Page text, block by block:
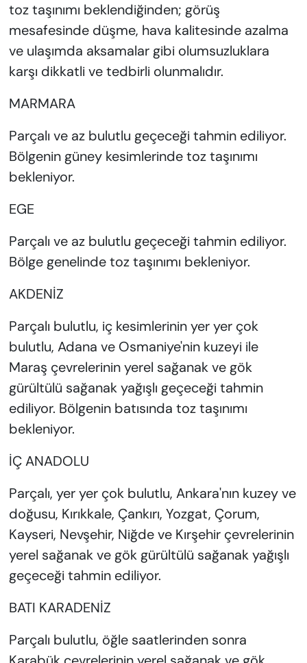
toz taşınımı beklendiğinden; görüş
mesafesinde düşme, hava kalitesinde azalma
ve ulaşımda aksamalar gibi olumsuzluklara
karşı dikkatli ve tedbirli olunmalıdır.
MARMARA
Parçalı ve az bulutlu geçeceği tahmin ediliyor.
Bölgenin güney kesimlerinde toz taşınımı
bekleniyor.
EGE
Parçalı ve az bulutlu geçeceği tahmin ediliyor.
Bölge genelinde toz taşınımı bekleniyor.
AKDENİZ
Parçalı bulutlu, iç kesimlerinin yer yer çok
bulutlu, Adana ve Osmaniye'nin kuzeyi ile
Maraş çevrelerinin yerel sağanak ve gök
gürültülü sağanak yağışlı geçeceği tahmin
ediliyor. Bölgenin batısında toz taşınımı
bekleniyor.
İÇ ANADOLU
Parçalı, yer yer çok bulutlu, Ankara'nın kuzey ve
doğusu, Kırıkkale, Çankırı, Yozgat, Çorum,
Kayseri, Nevşehir, Niğde ve Kırşehir çevrelerinin
yerel sağanak ve gök gürültülü sağanak yağışlı
geçeceği tahmin ediliyor.
BATI KARADENİZ
Parçalı bulutlu, öğle saatlerinden sonra